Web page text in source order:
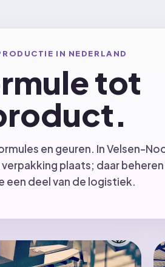
IN NEDERLAND
tot
en geuren. In Velsen-
plaats; daar
een deel van de logistiek.